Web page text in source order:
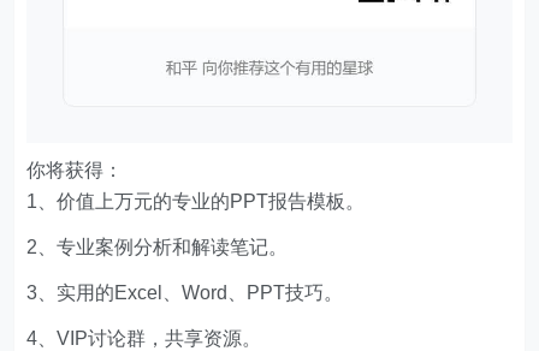
你将获得：
1、价值上万元的专业的PPT报告模板。
2、专业案例分析和解读笔记。
3、实用的Excel、Word、PPT技巧。
4、VIP讨论群，共享资源。